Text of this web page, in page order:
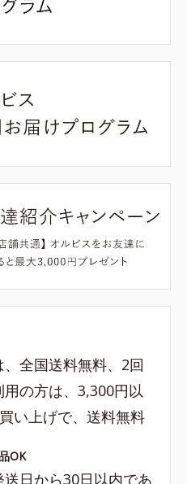
全国送料無料、2回
用の方は、3,300円以
い上げで、送料無料
OK
日から30日以内であ